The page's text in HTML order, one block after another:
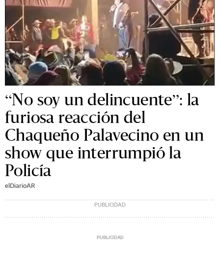
“No soy un delincuente”: la
furiosa reacción del
Chaqueño Palavecino en un
show que interrumpió la
Policía
elDiarioAR